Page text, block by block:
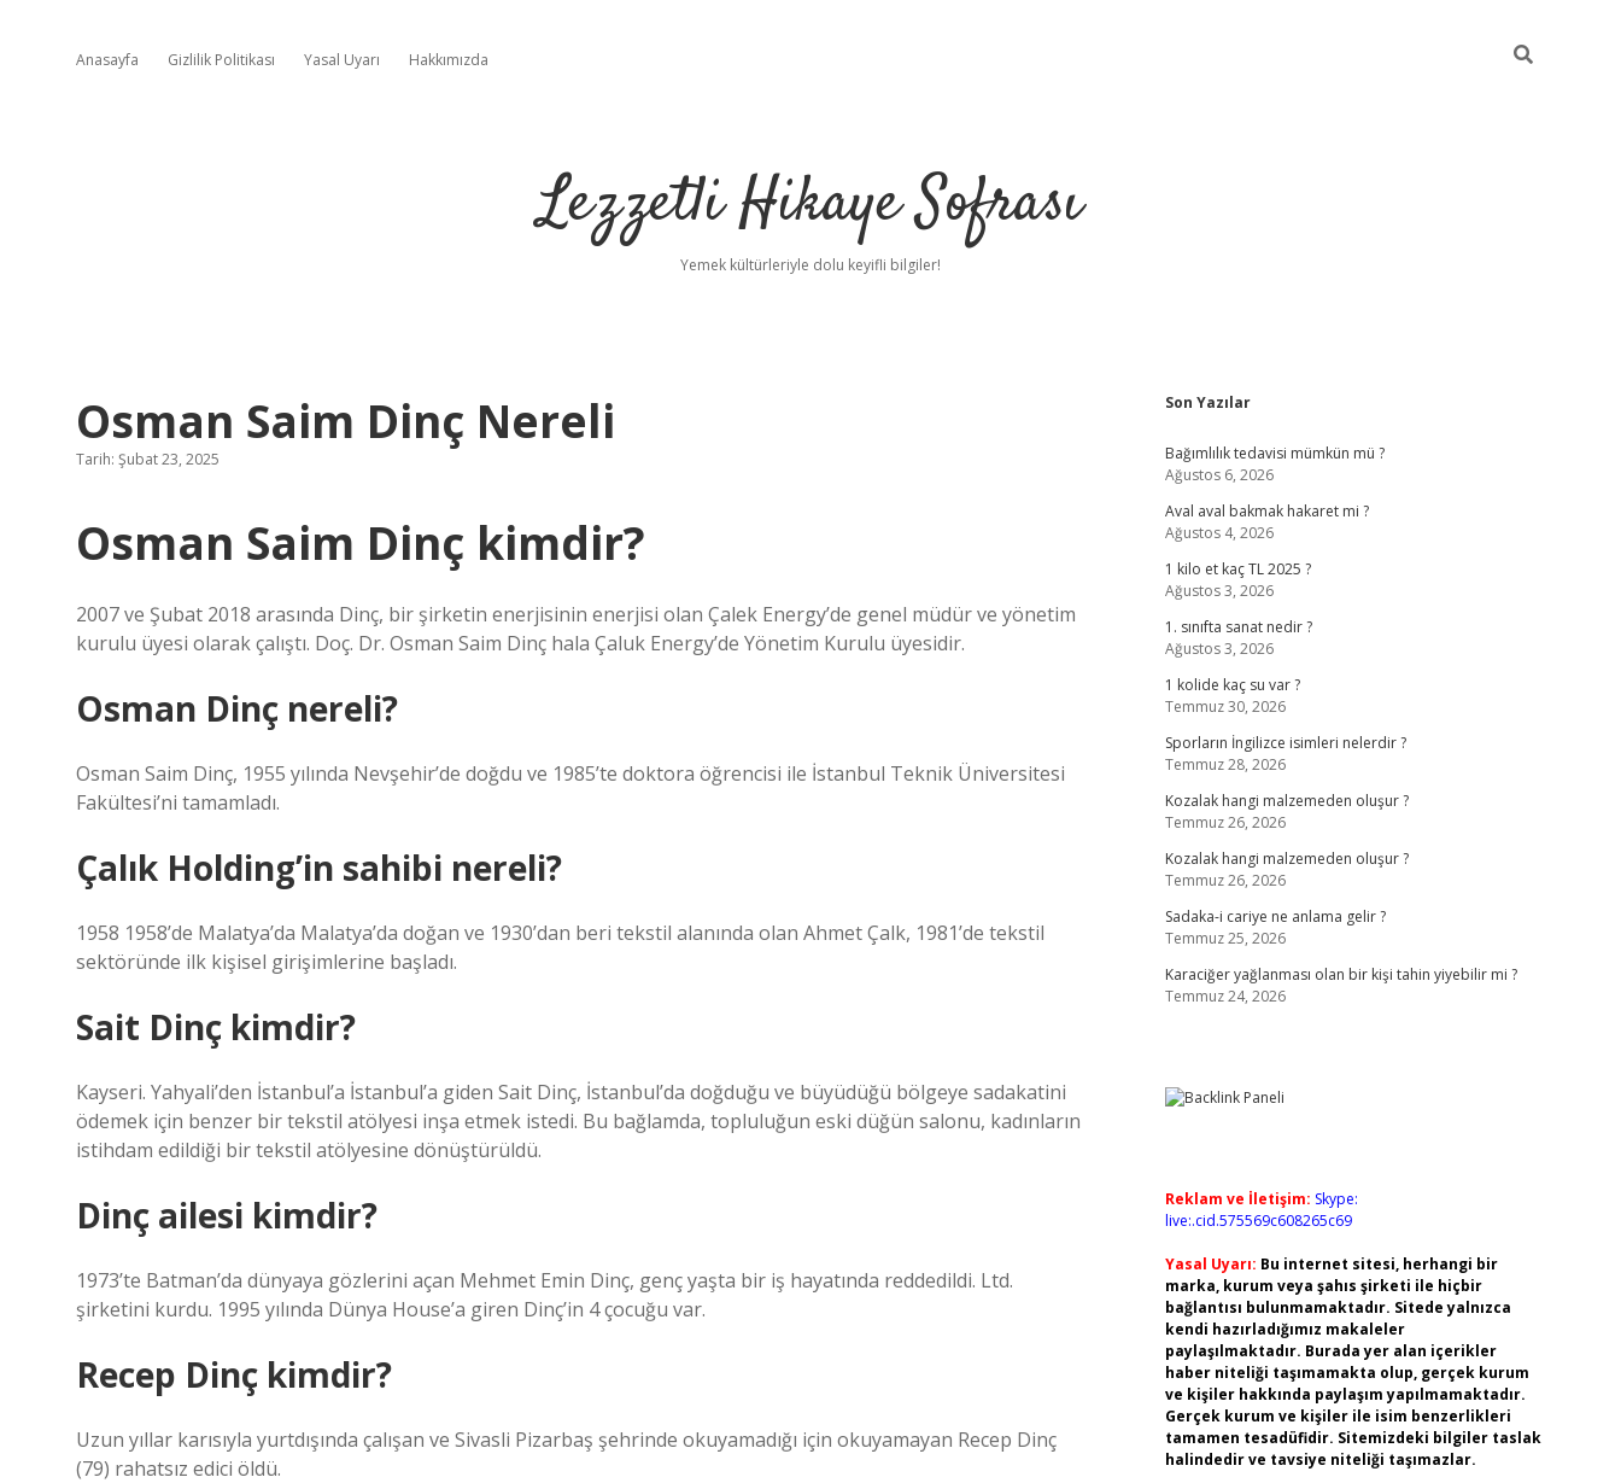
Anasayfa Gizlilik Politikası Yasal Uyarı Hakkımızda
Lezzetli Hikaye Sofrası
Yemek kültürleriyle dolu keyifli bilgiler!
Osman Saim Dinç Nereli
Tarih: Şubat 23, 2025
Osman Saim Dinç kimdir?
2007 ve Şubat 2018 arasında Dinç, bir şirketin enerjisinin enerjisi olan Çalek Energy’de genel müdür ve yönetim
kurulu üyesi olarak çalıştı. Doç. Dr. Osman Saim Dinç hala Çaluk Energy’de Yönetim Kurulu üyesidir.
Osman Dinç nereli?
Osman Saim Dinç, 1955 yılında Nevşehir’de doğdu ve 1985’te doktora öğrencisi ile İstanbul Teknik Üniversitesi
Fakültesi’ni tamamladı.
Çalık Holding’in sahibi nereli?
1958 1958’de Malatya’da Malatya’da doğan ve 1930’dan beri tekstil alanında olan Ahmet Çalk, 1981’de tekstil
sektöründe ilk kişisel girişimlerine başladı.
Sait Dinç kimdir?
Kayseri. Yahyali’den İstanbul’a İstanbul’a giden Sait Dinç, İstanbul’da doğduğu ve büyüdüğü bölgeye sadakatini
ödemek için benzer bir tekstil atölyesi inşa etmek istedi. Bu bağlamda, topluluğun eski düğün salonu, kadınların
istihdam edildiği bir tekstil atölyesine dönüştürüldü.
Dinç ailesi kimdir?
1973’te Batman’da dünyaya gözlerini açan Mehmet Emin Dinç, genç yaşta bir iş hayatında reddedildi. Ltd.
şirketini kurdu. 1995 yılında Dünya House’a giren Dinç’in 4 çocuğu var.
Recep Dinç kimdir?
Uzun yıllar karısıyla yurtdışında çalışan ve Sivasli Pizarbaş şehrinde okuyamadığı için okuyamayan Recep Dinç
(79) rahatsız edici öldü.
Sidebar
Son Yazılar
Bağımlılık tedavisi mümkün mü ?
Ağustos 6, 2026
Aval aval bakmak hakaret mi ?
Ağustos 4, 2026
1 kilo et kaç TL 2025 ?
Ağustos 3, 2026
1. sınıfta sanat nedir ?
Ağustos 3, 2026
1 kolide kaç su var ?
Temmuz 30, 2026
Sporların İngilizce isimleri nelerdir ?
Temmuz 28, 2026
Kozalak hangi malzemeden oluşur ?
Temmuz 26, 2026
Kozalak hangi malzemeden oluşur ?
Temmuz 26, 2026
Sadaka-i cariye ne anlama gelir ?
Temmuz 25, 2026
Karaciğer yağlanması olan bir kişi tahin yiyebilir mi ?
Temmuz 24, 2026
Reklam ve İletişim: Skype:
live:.cid.575569c608265c69
Yasal Uyarı: Bu internet sitesi, herhangi bir
marka, kurum veya şahıs şirketi ile hiçbir
bağlantısı bulunmamaktadır. Sitede yalnızca
kendi hazırladığımız makaleler
paylaşılmaktadır. Burada yer alan içerikler
haber niteliği taşımamakta olup, gerçek kurum
ve kişiler hakkında paylaşım yapılmamaktadır.
Gerçek kurum ve kişiler ile isim benzerlikleri
tamamen tesadüfidir. Sitemizdeki bilgiler taslak
halindedir ve tavsiye niteliği taşımazlar.